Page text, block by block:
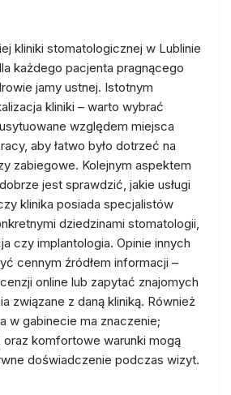
kliniki stomatologicznej w Lublinie
każdego pacjenta pragnącego
jamy ustnej. Istotnym
kliniki – warto wybrać
względem miejsca
aby łatwo było dotrzeć na
zabiegowe. Kolejnym aspektem
jest sprawdzić, jakie usługi
klinika posiada specjalistów
dziedzinami stomatologii,
czy implantologia. Opinie innych
cennym źródłem informacji –
online lub zapytać znajomych
związane z daną kliniką. Również
w gabinecie ma znaczenie;
oraz komfortowe warunki mogą
doświadczenie podczas wizyt.